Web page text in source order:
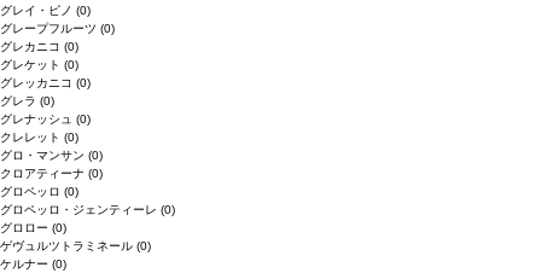
グレイ・ピノ (0)
グレープフルーツ (0)
グレカニコ (0)
グレケット (0)
グレッカニコ (0)
グレラ (0)
グレナッシュ (0)
クレレット (0)
グロ・マンサン (0)
クロアティーナ (0)
グロペッロ (0)
グロペッロ・ジェンティーレ (0)
グロロー (0)
ゲヴュルツトラミネール (0)
ケルナー (0)